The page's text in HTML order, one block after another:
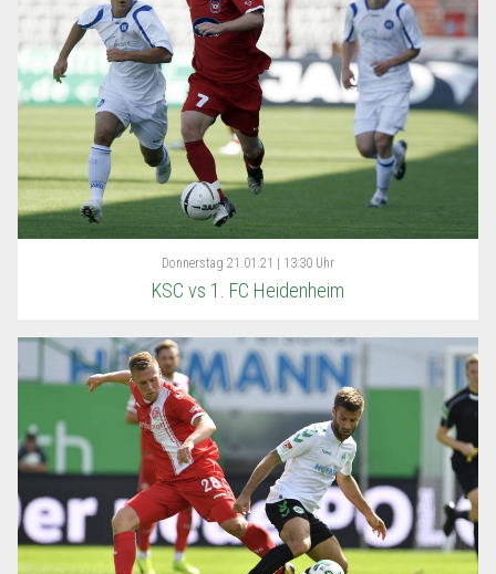
Donnerstag 21.01.21 | 13:30 Uhr
KSC vs 1. FC Heidenheim